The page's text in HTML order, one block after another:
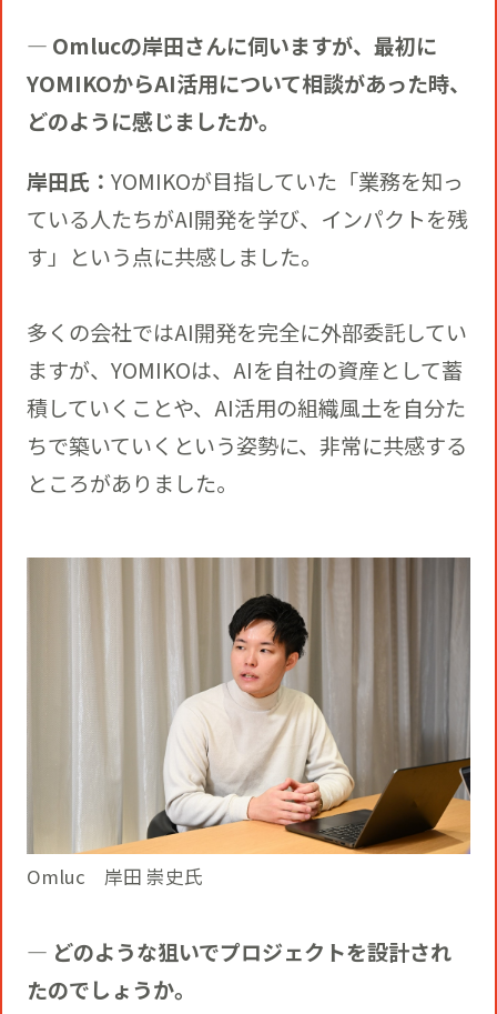
― Omlucの岸田さんに伺いますが、最初に
YOMIKOからAI活用について相談があった時、
どのように感じましたか。
岸田氏： YOMIKOが目指していた「業務を知っ
ている人たちがAI開発を学び、インパクトを残
す」という点に共感しました。
多くの会社ではAI開発を完全に外部委託してい
ますが、YOMIKOは、AIを自社の資産として蓄
積していくことや、AI活用の組織風土を自分た
ちで築いていくという姿勢に、非常に共感する
ところがありました。
Omluc 岸田 崇史氏
― どのような狙いでプロジェクトを設計され
たのでしょうか。